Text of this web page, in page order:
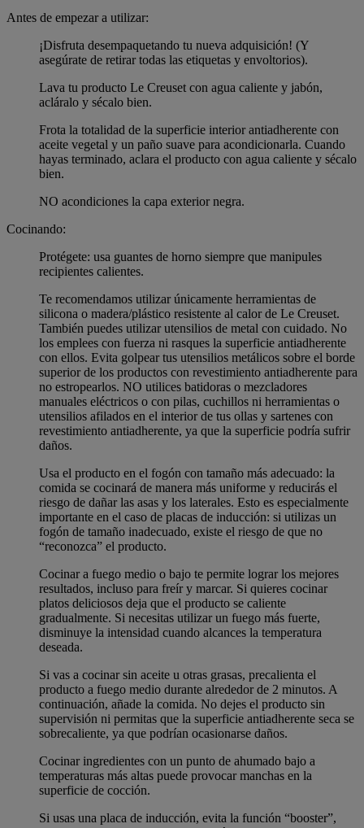
Antes de empezar a utilizar:
¡Disfruta desempaquetando tu nueva adquisición! (Y
asegúrate de retirar todas las etiquetas y envoltorios).
Lava tu producto Le Creuset con agua caliente y jabón,
acláralo y sécalo bien.
Frota la totalidad de la superficie interior antiadherente con
aceite vegetal y un paño suave para acondicionarla. Cuando
hayas terminado, aclara el producto con agua caliente y sécalo
bien.
NO acondiciones la capa exterior negra.
Cocinando:
Protégete: usa guantes de horno siempre que manipules
recipientes calientes.
Te recomendamos utilizar únicamente herramientas de
silicona o madera/plástico resistente al calor de Le Creuset.
También puedes utilizar utensilios de metal con cuidado. No
los emplees con fuerza ni rasques la superficie antiadherente
con ellos. Evita golpear tus utensilios metálicos sobre el borde
superior de los productos con revestimiento antiadherente para
no estropearlos. NO utilices batidoras o mezcladores
manuales eléctricos o con pilas, cuchillos ni herramientas o
utensilios afilados en el interior de tus ollas y sartenes con
revestimiento antiadherente, ya que la superficie podría sufrir
daños.
Usa el producto en el fogón con tamaño más adecuado: la
comida se cocinará de manera más uniforme y reducirás el
riesgo de dañar las asas y los laterales. Esto es especialmente
importante en el caso de placas de inducción: si utilizas un
fogón de tamaño inadecuado, existe el riesgo de que no
“reconozca” el producto.
Cocinar a fuego medio o bajo te permite lograr los mejores
resultados, incluso para freír y marcar. Si quieres cocinar
platos deliciosos deja que el producto se caliente
gradualmente. Si necesitas utilizar un fuego más fuerte,
disminuye la intensidad cuando alcances la temperatura
deseada.
Si vas a cocinar sin aceite u otras grasas, precalienta el
producto a fuego medio durante alrededor de 2 minutos. A
continuación, añade la comida. No dejes el producto sin
supervisión ni permitas que la superficie antiadherente seca se
sobrecaliente, ya que podrían ocasionarse daños.
Cocinar ingredientes con un punto de ahumado bajo a
temperaturas más altas puede provocar manchas en la
superficie de cocción.
Si usas una placa de inducción, evita la función “booster”,